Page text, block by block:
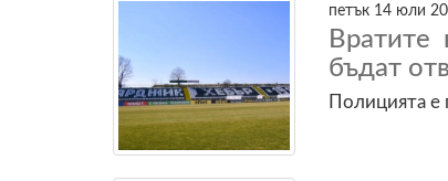
петък 14 юли
бъдат
Полицията е